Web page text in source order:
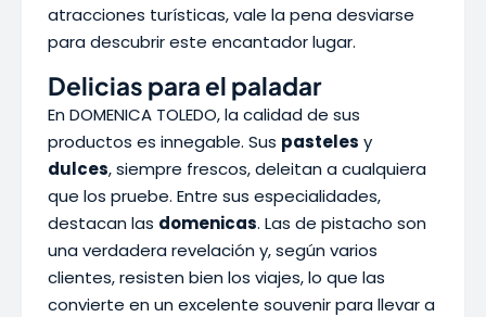
atracciones turísticas, vale la pena desviarse
para descubrir este encantador lugar.
Delicias para el paladar
En DOMENICA TOLEDO, la calidad de sus
productos es innegable. Sus pasteles y
dulces, siempre frescos, deleitan a cualquiera
que los pruebe. Entre sus especialidades,
destacan las domenicas. Las de pistacho son
una verdadera revelación y, según varios
clientes, resisten bien los viajes, lo que las
convierte en un excelente souvenir para llevar a